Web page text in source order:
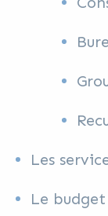
Les
Le budget